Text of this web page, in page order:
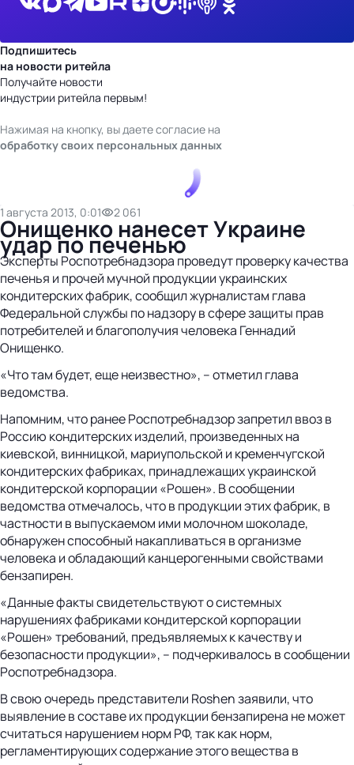
Подпишитесь
на новости ритейла
Получайте новости
индустрии ритейла первым!
Нажимая на кнопку, вы даете согласие на
обработку своих персональных данных
1 августа 2013, 0:01 2 061
Онищенко нанесет Украине
удар по печенью
Эксперты Роспотребнадзора проведут проверку качества
печенья и прочей мучной продукции украинских
кондитерских фабрик, сообщил журналистам глава
Федеральной службы по надзору в сфере защиты прав
потребителей и благополучия человека Геннадий
Онищенко.
«Что там будет, еще неизвестно», – отметил глава
ведомства.
Напомним, что ранее Роспотребнадзор запретил ввоз в
Россию кондитерских изделий, произведенных на
киевской, винницкой, мариупольской и кременчугской
кондитерских фабриках, принадлежащих украинской
кондитерской корпорации «Рошен». В сообщении
ведомства отмечалось, что в продукции этих фабрик, в
частности в выпускаемом ими молочном шоколаде,
обнаружен способный накапливаться в организме
человека и обладающий канцерогенными свойствами
бензапирен.
«Данные факты свидетельствуют о системных
нарушениях фабриками кондитерской корпорации
«Рошен» требований, предъявляемых к качеству и
безопасности продукции», – подчеркивалось в сообщении
Роспотребнадзора.
В свою очередь представители Roshen заявили, что
выявление в составе их продукции бензапирена не может
считаться нарушением норм РФ, так как норм,
регламентирующих содержание этого вещества в